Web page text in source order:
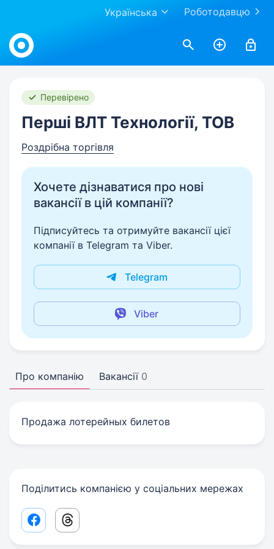
Роботодавцю
Українська
Work.ua
Перевірено
Перші ВЛТ Технології, ТОВ
Роздрібна торгівля
Хочете дізнаватися про нові
вакансії в цій компанії?
Підписуйтесь та отримуйте вакансії цієї
компанії в Telegram та Viber.
Telegram
Viber
Про компанію Вакансії 0
Продажа лотерейных билетов
Поділитись компанією у соціальних мережах
Facebook share link
Threads share link